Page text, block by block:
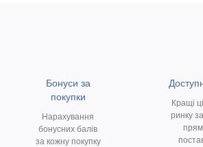
Бонуси за
покупки
Нарахування
бонусних балів
за кожну покупку
Кращі
ринку